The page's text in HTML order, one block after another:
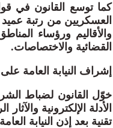
كما توسع القانون في
العسكريين من رتبة
والأقاليم ورؤساء
القضائية والاختصاصات.
إشراف النيابة العامة
خوّل القانون لضباط
الأدلة الإلكترونية
تقنية بعد إذن النيابة